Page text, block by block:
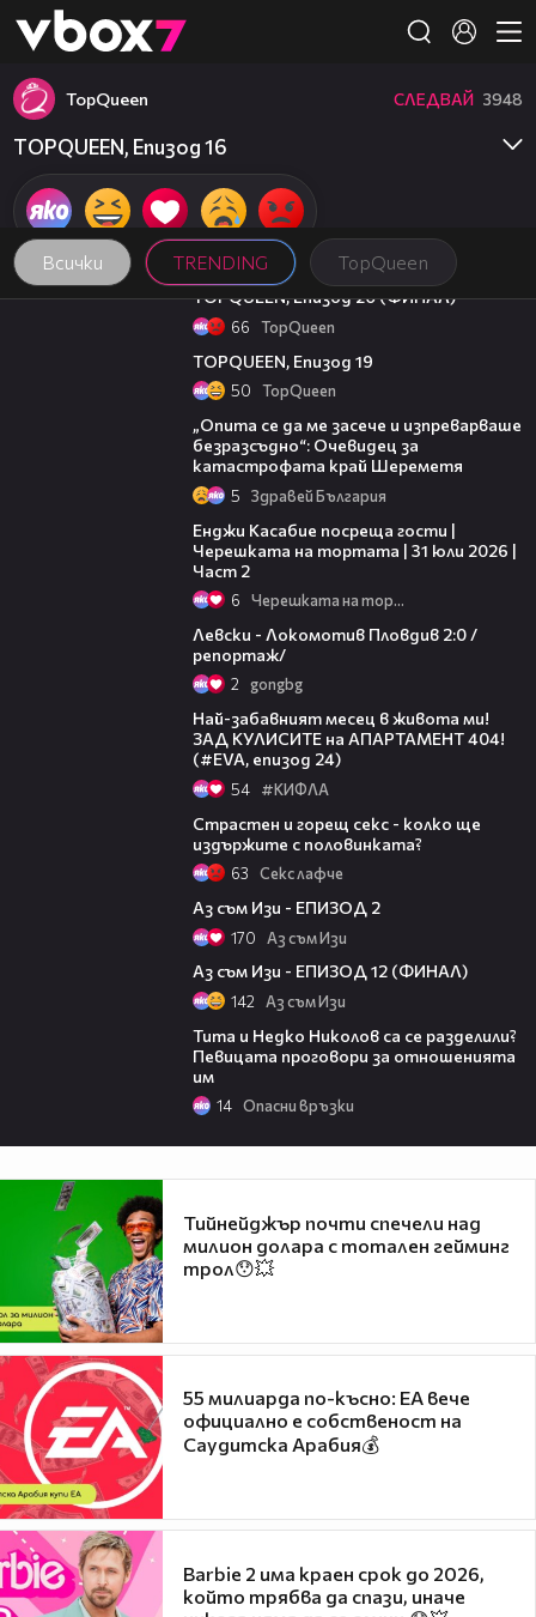
👾
Всички TRENDING TopQuеen
TopQuеen СЛЕДВАЙ 3948
TOPQUEEN, Епизод 16
29:01
TOPQUEEN, Епизод 20 (ФИНАЛ)
66 TopQuеen
TOPQUEEN, Епизод 19
50 TopQuеen
„Опита се да ме засече и изпреварваше
безразсъдно“: Очевидец за
катастрофата край Шереметя
5 Здравей България
Енджи Касабие посреща гости |
Черешката на тортата | 31 юли 2026 |
Част 2
6 Черешката на тортата
Левски - Локомотив Пловдив 2:0 /
репортаж/
2 gongbg
Най-забавният месец в живота ми!
ЗАД КУЛИСИТЕ на АПАРТАМЕНТ 404!
(#EVA, епизод 24)
54 #КИФЛА
Страстен и горещ секс - колко ще
издържите с половинката?
63 Секс лафче
Аз съм Изи - ЕПИЗОД 2
170 Аз съм Изи
Аз съм Изи - ЕПИЗОД 12 (ФИНАЛ)
142 Аз съм Изи
Тита и Недко Николов са се разделили?
Певицата проговори за отношенията
им
14 Опасни връзки
Тийнейджър почти спечели над
милион долара с тотален гейминг
трол😯💥
55 милиарда по-късно: EA вече
официално е собственост на
Саудитска Арабия💰
Barbie 2 има краен срок до 2026,
който трябва да спази, иначе